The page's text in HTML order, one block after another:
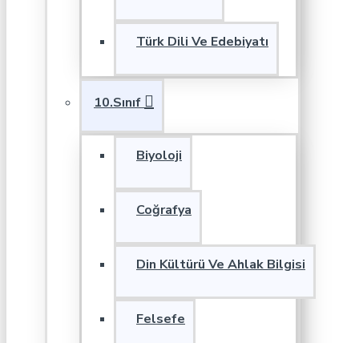
Türk Dili Ve Edebiyatı
10.Sınıf
Biyoloji
Coğrafya
Din Kültürü Ve Ahlak Bilgisi
Felsefe